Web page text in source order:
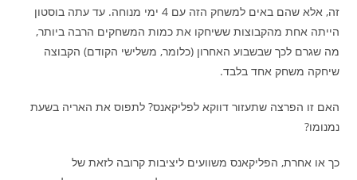
זה, אלא שהם באים למשחק הזה עם 4 ימי מנוחה. עד עתה בוסטון
הייתה אחת מהקבוצות ששיחקו את כמות המשחקים הרבה ביותר,
מה שגרם לכך שבשבוע האחרון (כלומר, משלישי הקודם) הקבוצה
שיחקה משחק אחד בלבד.
האם זו הפרצה שתעזור דווקא לפליקאנס? לתפוס את האריה בשעת
נמנומו?
כך או אחרת, הפליקאנס משוועים ליציבות קרובה לזאת של